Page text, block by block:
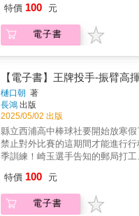
迎來情人節！終於也發展出戀情了
部來說是有可能的嗎？雖然沒有比
將充滿高中棒球運動員的樂趣和歡
特價 100 元
電子書
【電子書】王牌投手-振臂高
樋口朝 著
長鴻 出版
2025/05/02 出版
縣立西浦高中棒球社要開始放寒假
禁止對外比賽的這期間才能進行行
季訓練！崎玉選手告知的郵局打工
迎來情人節！終於也發展出戀情了
部來說是有可能的嗎？雖然沒有比
將充滿高中棒球運動員的樂趣和歡
特價 100 元
電子書